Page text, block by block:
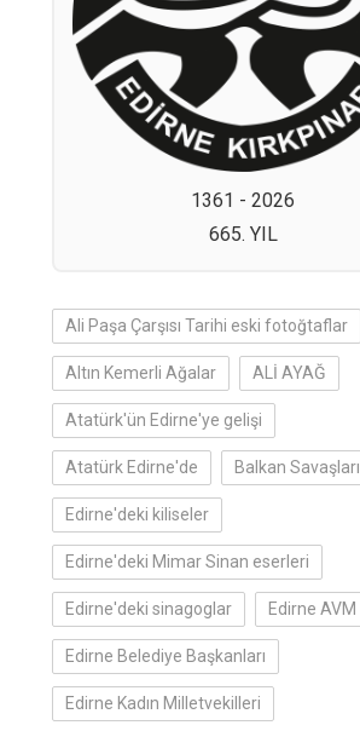
1361 - 2026
665. YIL
Ali Paşa Çarşısı Tarihi eski fotoğtaflar
Altın Kemerli Ağalar ALİ AYAĞ
Atatürk'ün Edirne'ye gelişi
Atatürk Edirne'de Balkan Savaşları
Edirne'deki kiliseler
Edirne'deki Mimar Sinan eserleri
Edirne'deki sinagoglar Edirne AVM
Edirne Belediye Başkanları
Edirne Kadın Milletvekilleri